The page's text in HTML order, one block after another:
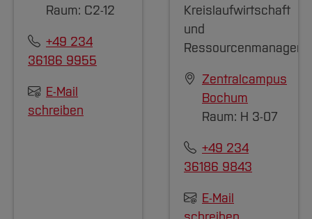
Raum: C2-12
+49 234
36186 9955
E-Mail
schreiben
Kreislaufwirtschaft
und
Zentralcampus
Bochum
Raum: H 3-07
+49 234
36186 9843
E-Mail